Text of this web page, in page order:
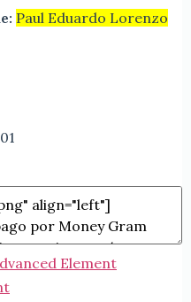
Paul Eduardo Lorenzo
Element